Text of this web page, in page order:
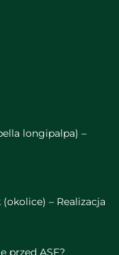
longipalpa) –
– Realizacja